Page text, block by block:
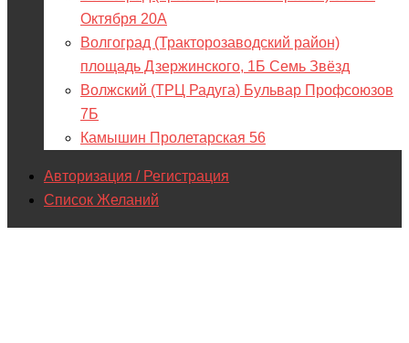
Октября 20А
Волгоград (Тракторозаводский район)
площадь Дзержинского, 1Б Семь Звёзд
Волжский (ТРЦ Радуга) Бульвар Профсоюзов
7Б
Камышин Пролетарская 56
Авторизация / Регистрация
Список Желаний